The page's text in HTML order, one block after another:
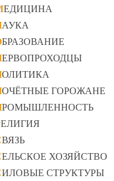
МЕДИЦИНА
НАУКА
ОБРАЗОВАНИЕ
ПЕРВОПРОХОДЦЫ
ПОЛИТИКА
ПОЧЁТНЫЕ ГОРОЖАНЕ
ПРОМЫШЛЕННОСТЬ
РЕЛИГИЯ
СВЯЗЬ
СЕЛЬСКОЕ ХОЗЯЙСТВО
СИЛОВЫЕ СТРУКТУРЫ